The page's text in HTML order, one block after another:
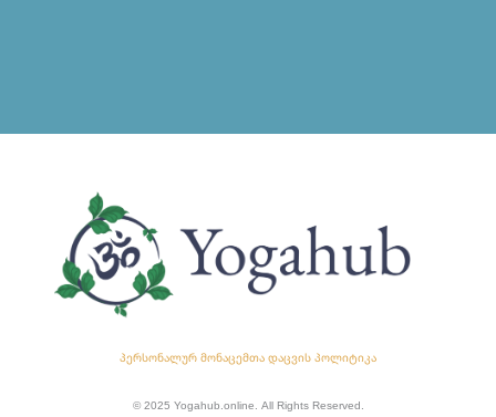
პერსონალურ მონაცემთა დაცვის პოლიტიკა
© 2025 Yogahub.online. All Rights Reserved.